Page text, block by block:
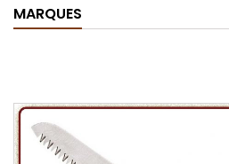
MARQUES